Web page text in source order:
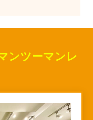
ンツーマンレ